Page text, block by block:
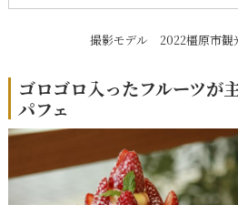
1. ゴロゴロ入ったフルーツ
旬のパフェ
ュレトースト
3. ふわっふわな口どけがたま
4. 日時・数量限定！華やかな
ーセット
撮影モデル 2022橿原市
ゴロゴロ入ったフルーツが
パフェ